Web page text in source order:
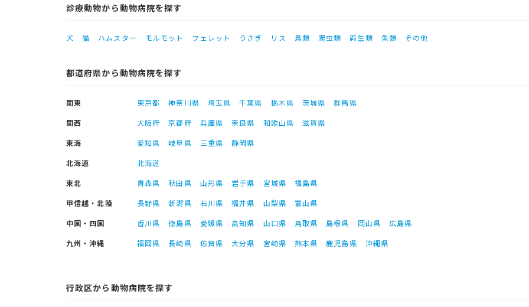
診療動物から動物病院を探す
犬 猫 ハムスター モルモット フェレット うさぎ リス 鳥類 爬虫類 両生類 魚類 その他
都道府県から動物病院を探す
関東 東京都 神奈川県 埼玉県 千葉県 栃木県 茨城県
群馬県
関西
大阪府 京都府 兵庫県 奈良県 和歌山県
滋賀県
東海
愛知県 岐阜県 三重県
静岡県
北海道
北海道
東北
青森県 秋田県 山形県 岩手県 宮城県
福島県
甲信越・北陸
長野県 新潟県 石川県 福井県 山梨県
富山県
中国・四国
香川県 徳島県 愛媛県 高知県 山口県 鳥取県 島根県 岡山県
広島県
九州・沖縄
福岡県 長崎県 佐賀県 大分県 宮崎県 熊本県 鹿児島県 沖縄県
行政区から動物病院を探す